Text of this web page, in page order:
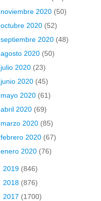
noviembre 2020 (50)
octubre 2020 (52)
septiembre 2020 (48)
agosto 2020 (50)
julio 2020 (23)
junio 2020 (45)
mayo 2020 (61)
abril 2020 (69)
marzo 2020 (85)
febrero 2020 (67)
enero 2020 (76)
2019 (846)
2018 (876)
2017 (1700)